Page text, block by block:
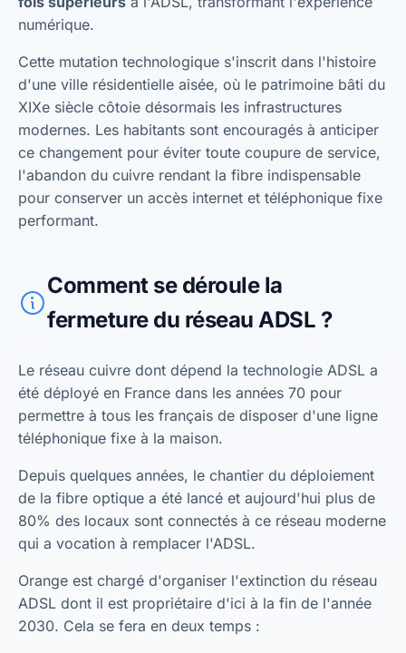
numérique.
Cette mutation technologique s'inscrit dans l'histoire
d'une ville résidentielle aisée, où le patrimoine bâti du
XIXe siècle côtoie désormais les infrastructures
modernes. Les habitants sont encouragés à anticiper
ce changement pour éviter toute coupure de service,
l'abandon du cuivre rendant la fibre indispensable
pour conserver un accès internet et téléphonique fixe
performant.
Comment se déroule la
fermeture du réseau ADSL ?
Le réseau cuivre dont dépend la technologie ADSL a
été déployé en France dans les années 70 pour
permettre à tous les français de disposer d'une ligne
téléphonique fixe à la maison.
Depuis quelques années, le chantier du déploiement
de la fibre optique a été lancé et aujourd'hui plus de
80% des locaux sont connectés à ce réseau moderne
qui a vocation à remplacer l'ADSL.
Orange est chargé d'organiser l'extinction du réseau
ADSL dont il est propriétaire d'ici à la fin de l'année
2030. Cela se fera en deux temps :